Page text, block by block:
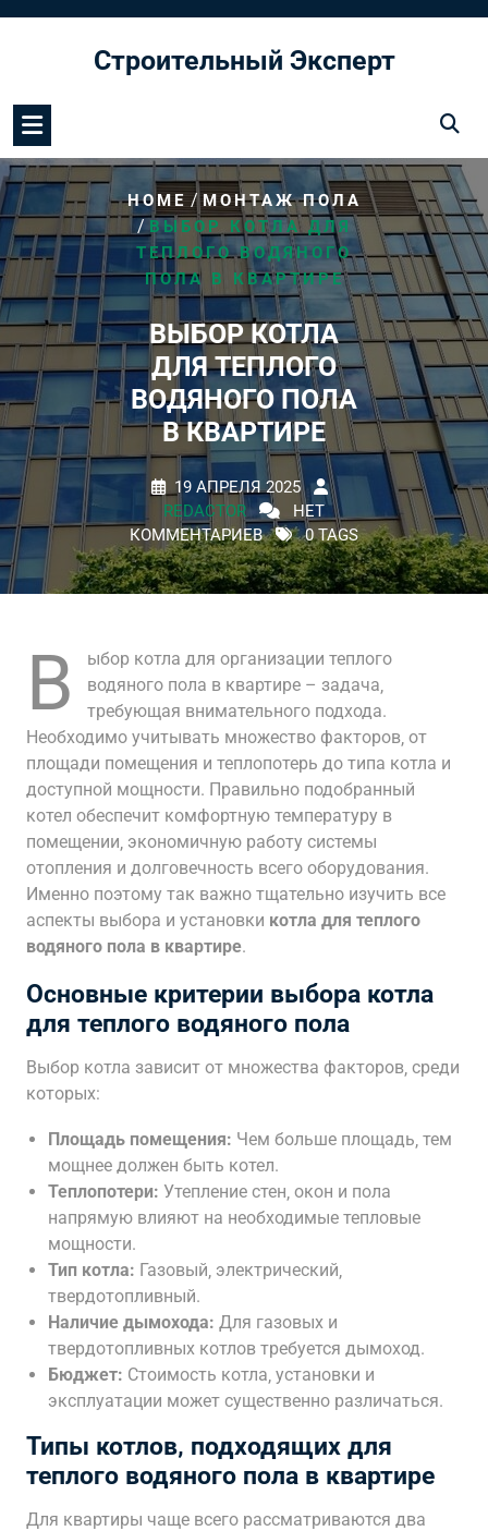
содержимомуСтроительный Эксперт
HOME/МОНТАЖ ПОЛА
/ ВЫБОР КОТЛА ДЛЯ
ТЕПЛОГО ВОДЯНОГО
ПОЛА В КВАРТИРЕ
ВЫБОР КОТЛА
ДЛЯ ТЕПЛОГО
ВОДЯНОГО ПОЛА
В КВАРТИРЕ
19 АПРЕЛЯ 2025
REDACTOR
НЕТ
КОММЕНТАРИЕВ
0 TAGS
В
ыбор котла для организации теплого
водяного пола в квартире – задача‚
требующая внимательного подхода.
Необходимо учитывать множество факторов‚ от
площади помещения и теплопотерь до типа котла и
доступной мощности. Правильно подобранный
котел обеспечит комфортную температуру в
помещении‚ экономичную работу системы
отопления и долговечность всего оборудования.
Именно поэтому так важно тщательно изучить все
аспекты выбора и установки котла для теплого
водяного пола в квартире.
Основные критерии выбора котла
для теплого водяного пола
Выбор котла зависит от множества факторов‚ среди
которых:
Площадь помещения: Чем больше площадь‚ тем
мощнее должен быть котел.
Теплопотери: Утепление стен‚ окон и пола
напрямую влияют на необходимые тепловые
мощности.
Тип котла: Газовый‚ электрический‚
твердотопливный.
Наличие дымохода: Для газовых и
твердотопливных котлов требуется дымоход.
Бюджет: Стоимость котла‚ установки и
эксплуатации может существенно различаться.
Типы котлов‚ подходящих для
теплого водяного пола в квартире
Для квартиры чаще всего рассматриваются два